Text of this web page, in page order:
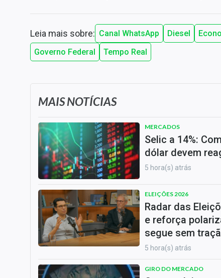
Leia mais sobre: Canal WhatsApp Diesel
Governo Federal
Tempo Real
MAIS NOTÍCIAS
MERCADOS
Selic a 14%:
dólar devem
5 hora(s) atrás
ELEIÇÕES 2026
Radar das
e reforça
segue sem
5 hora(s) atrás
GIRO DO MERCADO